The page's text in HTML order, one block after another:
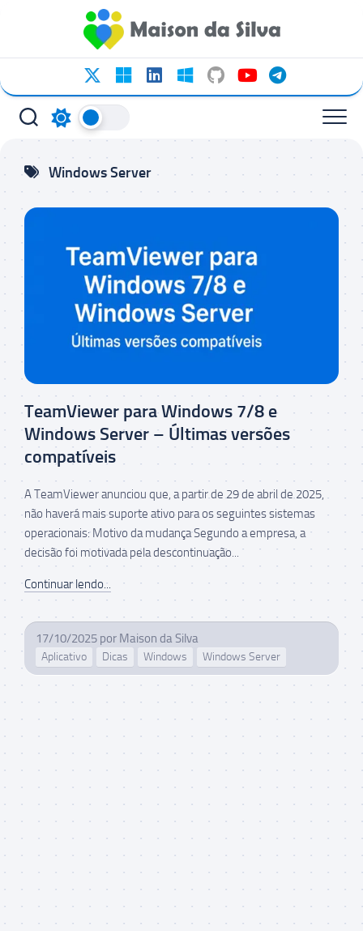
conteúdo
Windows Server
TeamViewer para Windows 7/8 e
Windows Server – Últimas versões
compatíveis
A TeamViewer anunciou que, a partir de 29 de abril de 2025,
não haverá mais suporte ativo para os seguintes sistemas
operacionais: Motivo da mudança Segundo a empresa, a
decisão foi motivada pela descontinuação...
Continuar lendo...
17/10/2025 por Maison da Silva
Aplicativo Dicas Windows Windows Server